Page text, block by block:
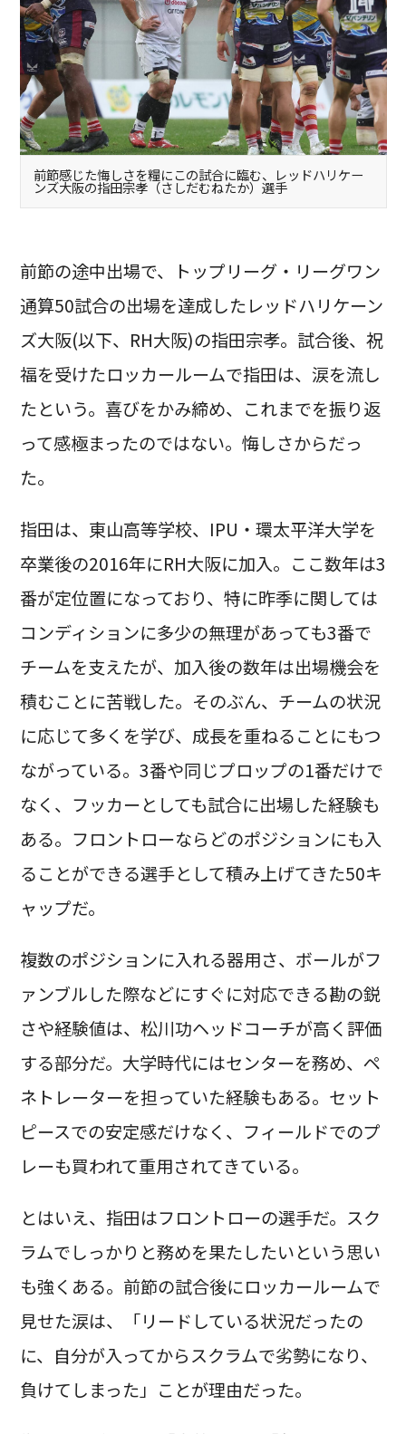
前節感じた悔しさを糧にこの試合に臨む、レッドハリケー
ンズ大阪の指田宗孝（さしだむねたか）選手
前節の途中出場で、トップリーグ・リーグワン
通算50試合の出場を達成したレッドハリケーン
ズ大阪(以下、RH大阪)の指田宗孝。試合後、祝
福を受けたロッカールームで指田は、涙を流し
たという。喜びをかみ締め、これまでを振り返
って感極まったのではない。悔しさからだっ
た。
指田は、東山高等学校、IPU・環太平洋大学を
卒業後の2016年にRH大阪に加入。ここ数年は3
番が定位置になっており、特に昨季に関しては
コンディションに多少の無理があっても3番で
チームを支えたが、加入後の数年は出場機会を
積むことに苦戦した。そのぶん、チームの状況
に応じて多くを学び、成長を重ねることにもつ
ながっている。3番や同じプロップの1番だけで
なく、フッカーとしても試合に出場した経験も
ある。フロントローならどのポジションにも入
ることができる選手として積み上げてきた50キ
ャップだ。
複数のポジションに入れる器用さ、ボールがフ
ァンブルした際などにすぐに対応できる勘の鋭
さや経験値は、松川功ヘッドコーチが高く評価
する部分だ。大学時代にはセンターを務め、ペ
ネトレーターを担っていた経験もある。セット
ピースでの安定感だけなく、フィールドでのプ
レーも買われて重用されてきている。
とはいえ、指田はフロントローの選手だ。スク
ラムでしっかりと務めを果たしたいという思い
も強くある。前節の試合後にロッカールームで
見せた涙は、「リードしている状況だったの
に、自分が入ってからスクラムで劣勢になり、
負けてしまった」ことが理由だった。